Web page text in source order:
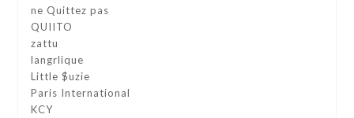
ne Quittez pas
QUIITO
zattu
langrlique
Little $uzie
Paris International
KCY